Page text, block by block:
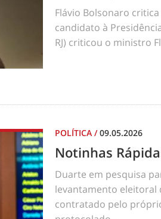
Flávio Bolsonaro
candidato à
RJ) criticou o ministro
POLÍTICA /09.05.2026
Notinhas
Duarte em pesquisa
levantamento eleitoral
contratado pelo